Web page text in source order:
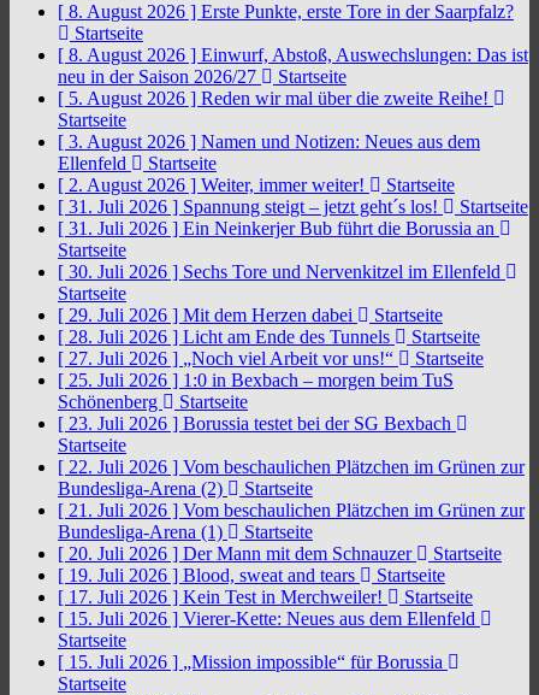
[ 8. August 2026 ] Erste Punkte, erste Tore in der Saarpfalz?
Startseite
[ 8. August 2026 ] Einwurf, Abstoß, Auswechslungen: Das ist
neu in der Saison 2026/27
Startseite
[ 5. August 2026 ] Reden wir mal über die zweite Reihe!
Startseite
[ 3. August 2026 ] Namen und Notizen: Neues aus dem
Ellenfeld
Startseite
[ 2. August 2026 ] Weiter, immer weiter!
Startseite
[ 31. Juli 2026 ] Spannung steigt – jetzt geht´s los!
Startseite
[ 31. Juli 2026 ] Ein Neinkerjer Bub führt die Borussia an
Startseite
[ 30. Juli 2026 ] Sechs Tore und Nervenkitzel im Ellenfeld
Startseite
[ 29. Juli 2026 ] Mit dem Herzen dabei
Startseite
[ 28. Juli 2026 ] Licht am Ende des Tunnels
Startseite
[ 27. Juli 2026 ] „Noch viel Arbeit vor uns!“
Startseite
[ 25. Juli 2026 ] 1:0 in Bexbach – morgen beim TuS
Schönenberg
Startseite
[ 23. Juli 2026 ] Borussia testet bei der SG Bexbach
Startseite
[ 22. Juli 2026 ] Vom beschaulichen Plätzchen im Grünen zur
Bundesliga-Arena (2)
Startseite
[ 21. Juli 2026 ] Vom beschaulichen Plätzchen im Grünen zur
Bundesliga-Arena (1)
Startseite
[ 20. Juli 2026 ] Der Mann mit dem Schnauzer
Startseite
[ 19. Juli 2026 ] Blood, sweat and tears
Startseite
[ 17. Juli 2026 ] Kein Test in Merchweiler!
Startseite
[ 15. Juli 2026 ] Vierer-Kette: Neues aus dem Ellenfeld
Startseite
[ 15. Juli 2026 ] „Mission impossible“ für Borussia
Startseite